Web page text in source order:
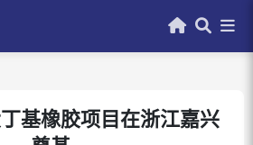
基橡胶项目在浙江嘉兴